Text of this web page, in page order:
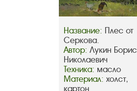
Название: Плес от
Серкова.
Автор: Лукин Борис
Николаевич
Техника: масло
Материал: холст,